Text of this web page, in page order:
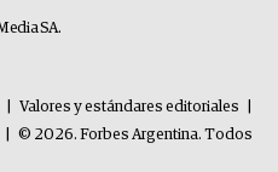
SA.
Valores y estándares editoriales
© 2026. Forbes Argentina. Todos